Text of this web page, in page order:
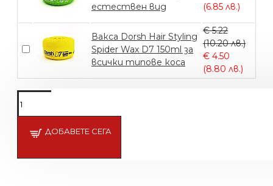
естествен вид
(6.85 лв.)
Вакса Dorsh Hair Styling
Spider Wax D7 150ml за
всички типове коса
€ 5.22
(10.20 лв.)
€ 4.50
(8.80 лв.)
ДОБАВЕТЕ СЕГА